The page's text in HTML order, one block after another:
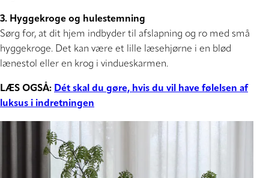
3. Hyggekroge og hulestemning
Sørg for, at dit hjem indbyder til afslapning og ro med små
hyggekroge. Det kan være et lille læsehjørne i en blød
lænestol eller en krog i vindueskarmen.
LÆS OGSÅ: Dét skal du gøre, hvis du vil have følelsen af
luksus i indretningen